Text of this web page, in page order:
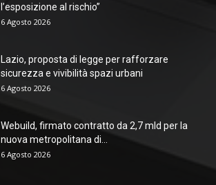
l’esposizione al rischio”
6 Agosto 2026
Lazio, proposta di legge per rafforzare
sicurezza e vivibilità spazi urbani
6 Agosto 2026
Webuild, firmato contratto da 2,7 mld per la
nuova metropolitana di...
6 Agosto 2026